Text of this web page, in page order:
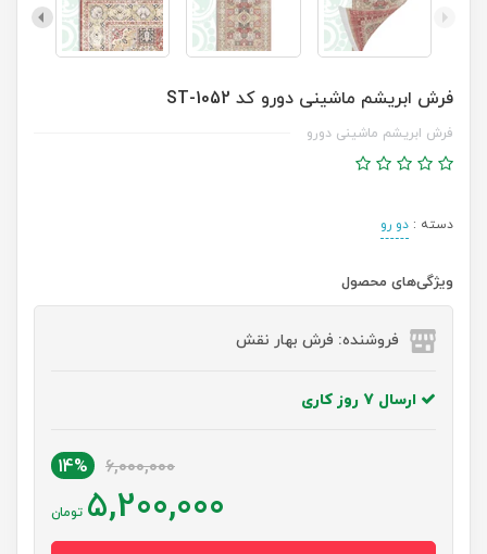
فرش ابریشم ماشینی دورو کد ST-1052
فرش ابریشم ماشینی دورو
دسته : دو رو
ویژگی‌های محصول
فروشنده: فرش بهار نقش
ارسال 7 روز کاری
6,000,000
14%
5,200,000 تومان